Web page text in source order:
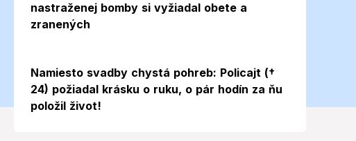
si
nastraženej bomby si vyžiadal obete a
zranených
Namiesto svadby chystá pohreb: Policajt (†
24) požiadal krásku o ruku, o pár hodín za ňu
položil život!